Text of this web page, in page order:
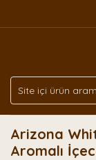
Arizona
Aromalı